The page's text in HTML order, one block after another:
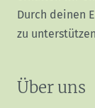
Durch deinen
zu
Über uns